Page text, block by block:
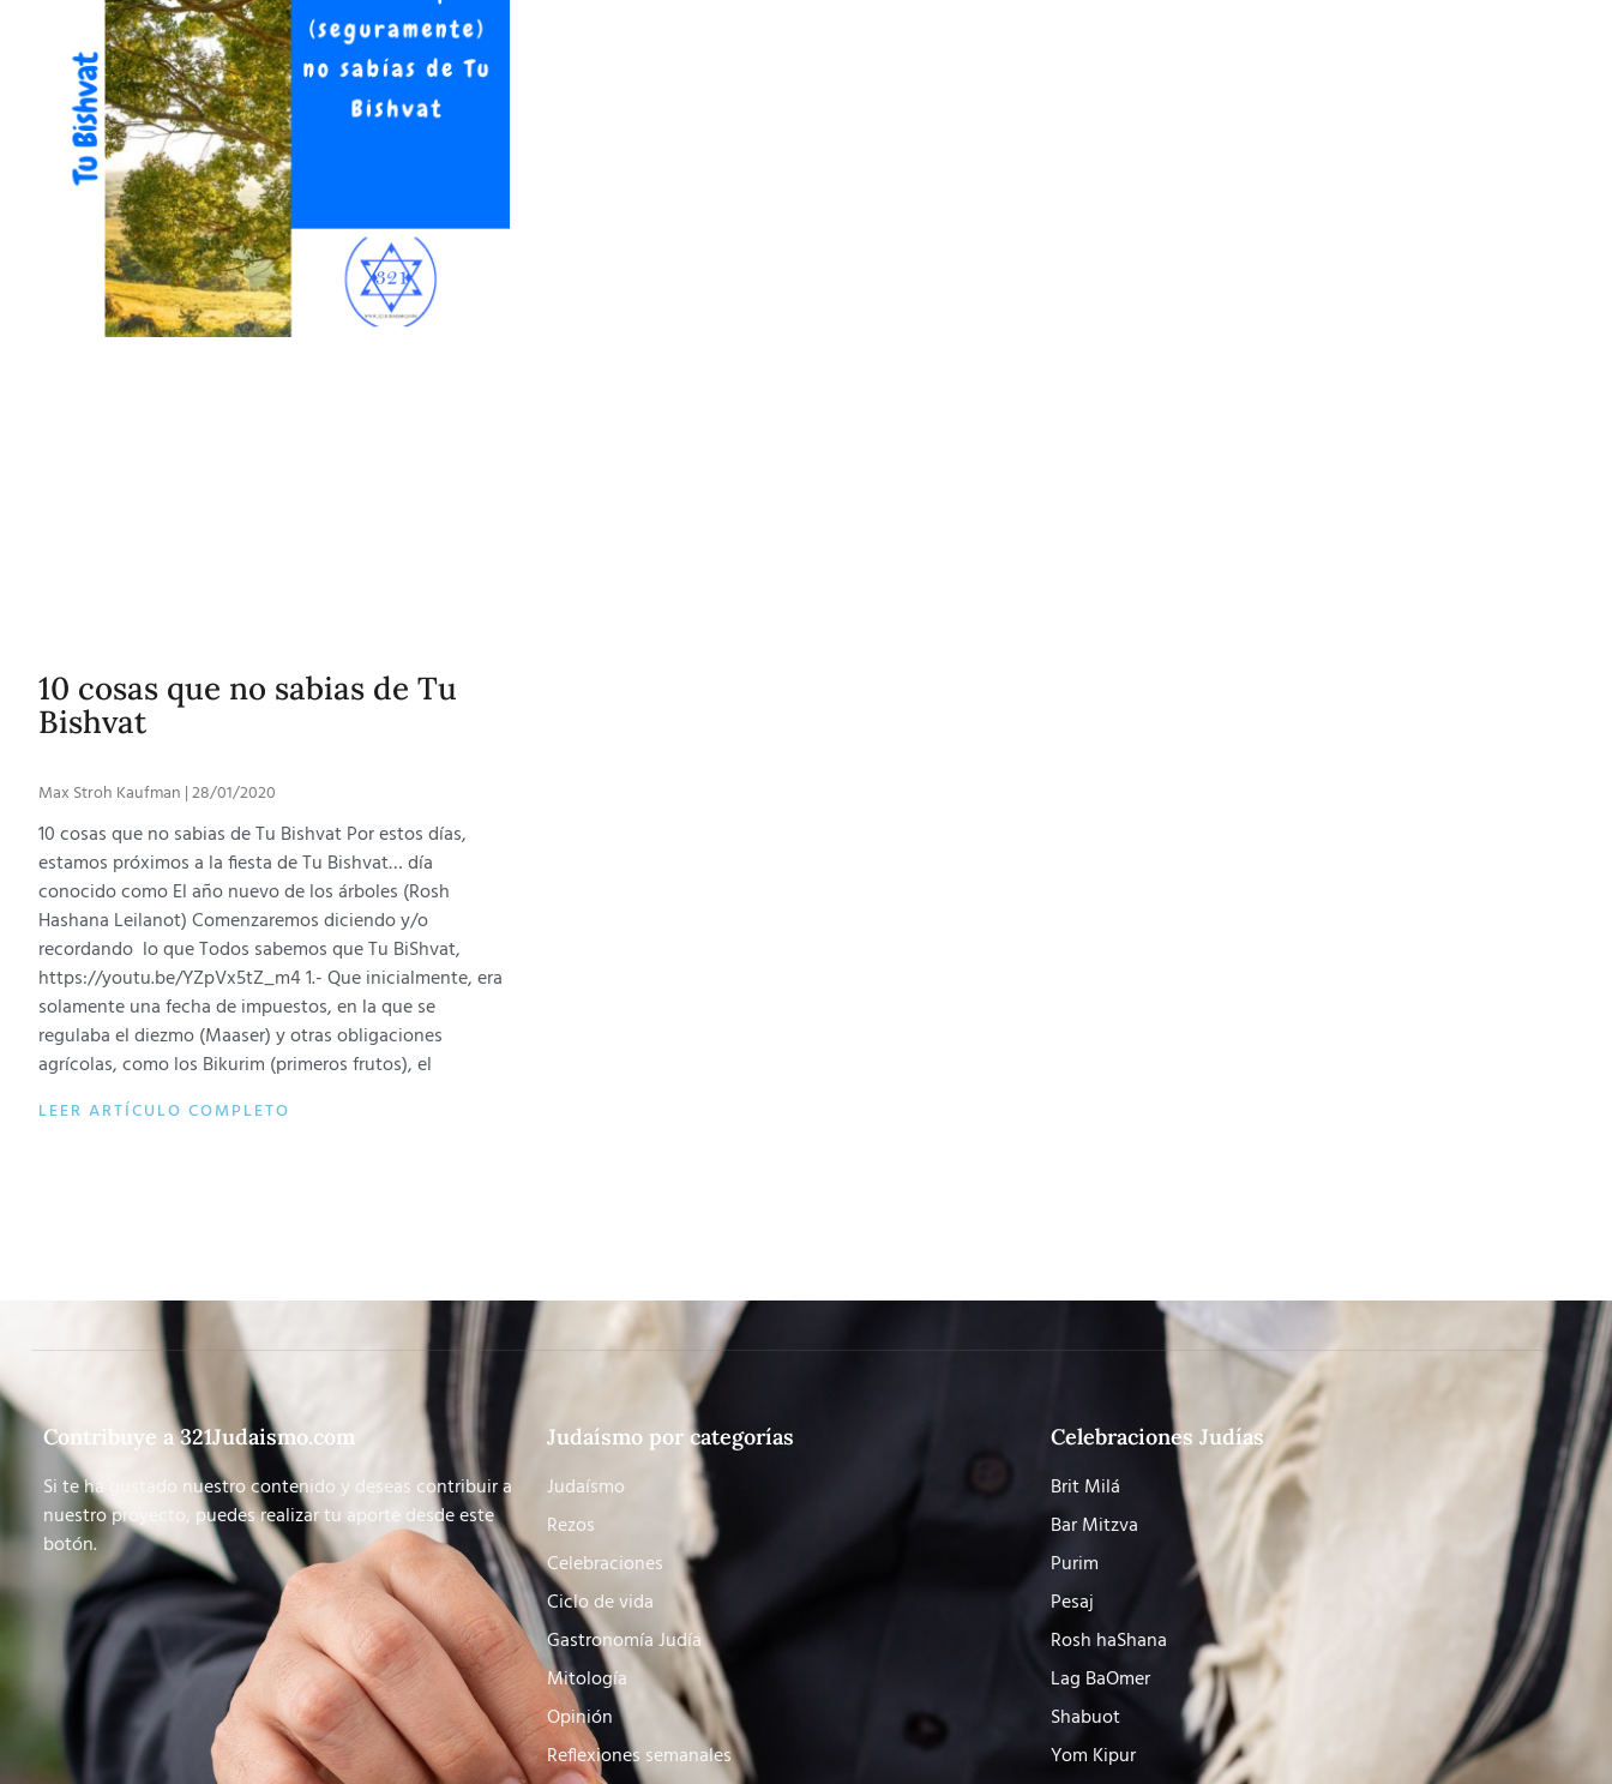
10 cosas que no sabias de Tu
Bishvat
Max Stroh Kaufman 28/01/2020
10 cosas que no sabias de Tu Bishvat Por estos días,
estamos próximos a la fiesta de Tu Bishvat… día
conocido como El año nuevo de los árboles (Rosh
Hashana Leilanot) Comenzaremos diciendo y/o
recordando lo que Todos sabemos que Tu BiShvat,
https://youtu.be/YZpVx5tZ_m4 1.- Que inicialmente, era
solamente una fecha de impuestos, en la que se
regulaba el diezmo (Maaser) y otras obligaciones
agrícolas, como los Bikurim (primeros frutos), el
LEER ARTÍCULO COMPLETO
Contribuye a 321Judaismo.com
Si te ha gustado nuestro contenido y deseas contribuir a
nuestro proyecto, puedes realizar tu aporte desde este
botón.
Judaísmo por categorías
Judaísmo
Rezos
Celebraciones
Ciclo de vida
Gastronomía Judía
Mitología
Opinión
Reflexiones semanales
Celebraciones Judías
Brit Milá
Bar Mitzva
Purim
Pesaj
Rosh haShana
Lag BaOmer
Shabuot
Yom Kipur